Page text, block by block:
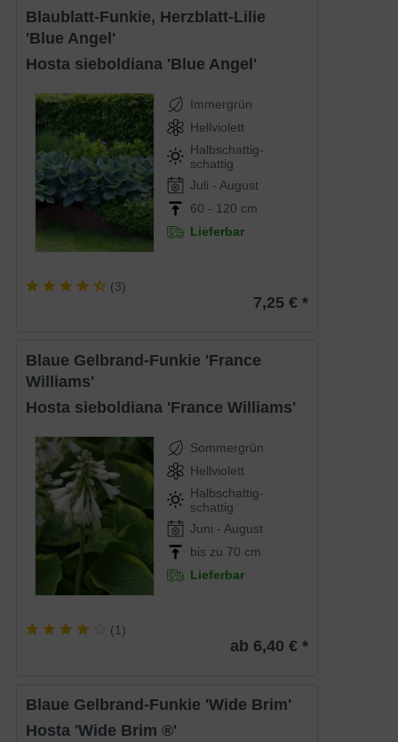
Blaublatt-Funkie, Herzblatt-Lilie
'Blue Angel'
Hosta sieboldiana 'Blue Angel'
Immergrün
Hellviolett
Halbschattig-
schattig
Juli - August
60 - 120 cm
Lieferbar
(3)
7,25 € *
Blaue Gelbrand-Funkie 'France
Williams'
Hosta sieboldiana 'France Williams'
Sommergrün
Hellviolett
Halbschattig-
schattig
Juni - August
bis zu 70 cm
Lieferbar
(1)
ab 6,40 € *
Blaue Gelbrand-Funkie 'Wide Brim'
Hosta 'Wide Brim ®'